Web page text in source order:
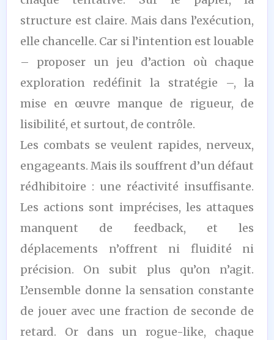
structure est claire. Mais dans l’exécution,
elle chancelle. Car si l’intention est louable
– proposer un jeu d’action où chaque
exploration redéfinit la stratégie –, la
mise en œuvre manque de rigueur, de
lisibilité, et surtout, de contrôle.
Les combats se veulent rapides, nerveux,
engageants. Mais ils souffrent d’un défaut
rédhibitoire : une réactivité insuffisante.
Les actions sont imprécises, les attaques
manquent de feedback, et les
déplacements n’offrent ni fluidité ni
précision. On subit plus qu’on n’agit.
L’ensemble donne la sensation constante
de jouer avec une fraction de seconde de
retard. Or dans un rogue-like, chaque